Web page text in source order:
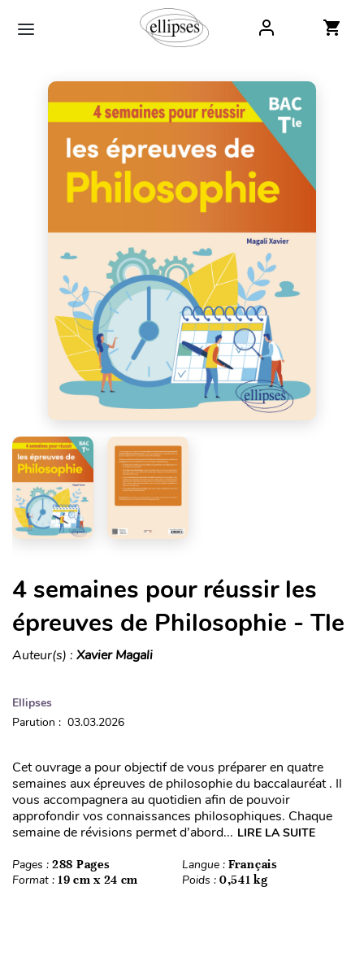
4 semaines pour réussir les
épreuves de Philosophie - Tle
Auteur(s) : Xavier Magali
Ellipses
Parution : 03.03.2026
Cet ouvrage a pour objectif de vous préparer en quatre
semaines aux épreuves de philosophie du baccalauréat . Il
vous accompagnera au quotidien afin de pouvoir
approfondir vos connaissances philosophiques. Chaque
semaine de révisions permet d’abord... LIRE LA SUITE
Pages : 288 Pages Langue : Français
Format : 19 cm x 24 cm Poids : 0,541 kg